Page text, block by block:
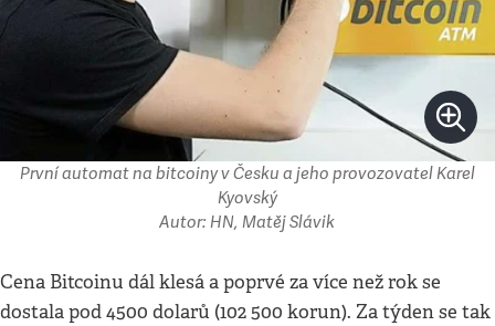
První automat na bitcoiny v Česku a jeho provozovatel Karel
Kyovský
Autor: HN, Matěj Slávik
Cena Bitcoinu dál klesá a poprvé za více než rok se
dostala pod 4500 dolarů (102 500 korun). Za týden se tak